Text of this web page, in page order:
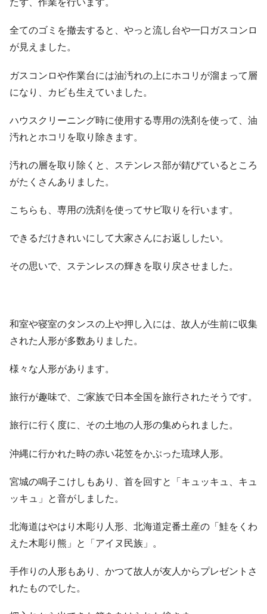
全てのゴミを撤去すると、やっと流し台や一口ガスコンロ
が見えました。
ガスコンロや作業台には油汚れの上にホコリが溜まって層
になり、カビも生えていました。
ハウスクリーニング時に使用する専用の洗剤を使って、油
汚れとホコリを取り除きます。
汚れの層を取り除くと、ステンレス部が錆びているところ
がたくさんありました。
こちらも、専用の洗剤を使ってサビ取りを行います。
できるだけきれいにして大家さんにお返ししたい。
その思いで、ステンレスの輝きを取り戻させました。
和室や寝室のタンスの上や押し入には、故人が生前に収集
された人形が多数ありました。
様々な人形があります。
旅行が趣味で、ご家族で日本全国を旅行されたそうです。
旅行に行く度に、その土地の人形の集められました。
沖縄に行かれた時の赤い花笠をかぶった琉球人形。
宮城の鳴子こけしもあり、首を回すと「キュッキュ、キュ
ッキュ」と音がしました。
北海道はやはり木彫り人形、北海道定番土産の「鮭をくわ
えた木彫り熊」と「アイヌ民族」。
手作りの人形もあり、かつて故人が友人からプレゼントさ
れたものでした。